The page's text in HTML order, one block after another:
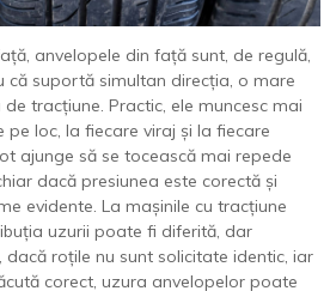
anvelopele din față sunt, de regulă,
că suportă simultan direcția, o mare
tracțiune. Practic, ele muncesc mai
loc, la fiecare viraj și la fiecare
ajunge să se tocească mai repede
dacă presiunea este corectă și
evidente. La mașinile cu tracțiune
uzurii poate fi diferită, dar
dacă roțile nu sunt solicitate identic, iar
corect, uzura anvelopelor poate